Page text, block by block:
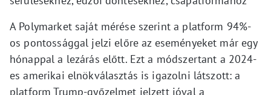
A Polymarket saját mérése szerint a platform 94%-
os pontossággal jelzi előre az eseményeket már egy
hónappal a lezárás előtt. Ezt a módszertant a 2024-
es amerikai elnökválasztás is igazolni látszott: a
platform Trump-győzelmet jelzett jóval a